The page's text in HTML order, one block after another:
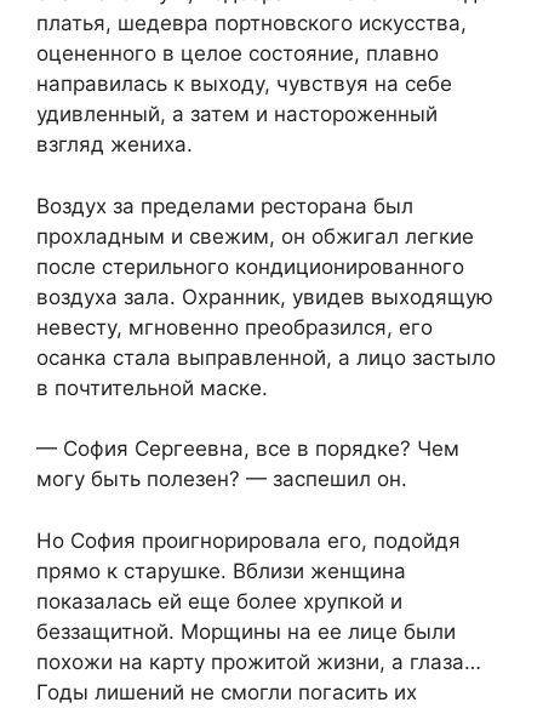
платья, шедевра портновского искусства,
оцененного в целое состояние, плавно
направилась к выходу, чувствуя на себе
удивленный, а затем и настороженный
взгляд жениха.
Воздух за пределами ресторана был
прохладным и свежим, он обжигал легкие
после стерильного кондиционированного
воздуха зала. Охранник, увидев выходящую
невесту, мгновенно преобразился, его
осанка стала выправленной, а лицо застыло
в почтительной маске.
— София Сергеевна, все в порядке? Чем
могу быть полезен? — заспешил он.
Но София проигнорировала его, подойдя
прямо к старушке. Вблизи женщина
показалась ей еще более хрупкой и
беззащитной. Морщины на ее лице были
похожи на карту прожитой жизни, а глаза…
Годы лишений не смогли погасить их